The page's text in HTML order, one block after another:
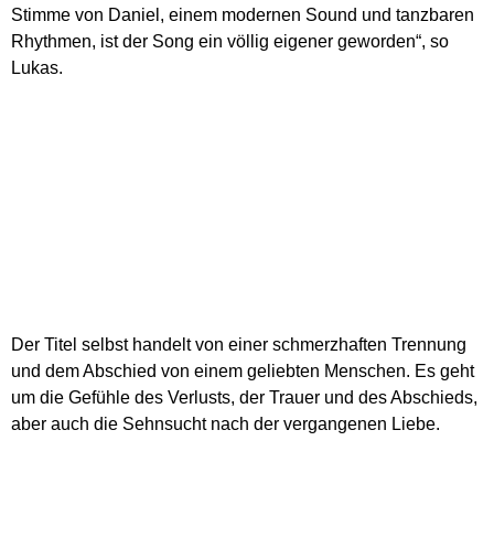
Stimme von Daniel, einem modernen Sound und tanzbaren
Rhythmen, ist der Song ein völlig eigener geworden“, so
Lukas.
Der Titel selbst handelt von einer schmerzhaften Trennung
und dem Abschied von einem geliebten Menschen. Es geht
um die Gefühle des Verlusts, der Trauer und des Abschieds,
aber auch die Sehnsucht nach der vergangenen Liebe.